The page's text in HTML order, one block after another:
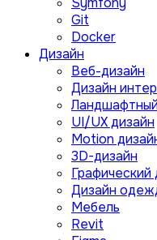
Git
Docker
Дизайн
Веб-дизайн
Дизайн
UI/UX дизайн
Motion
3D-дизайн
Графический
Дизайн
Мебель
Revit